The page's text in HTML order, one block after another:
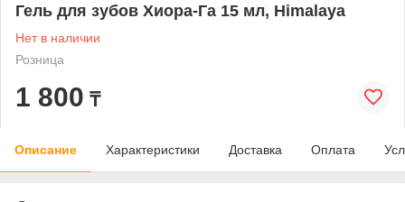
Гель для зубов Хиора-Га 15 мл, Himalaya
Нет в наличии
Розница
1 800 ₸
Описание Характеристики Доставка Оплата